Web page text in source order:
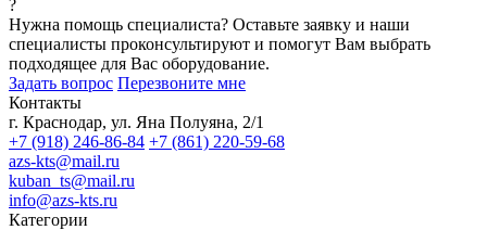
?
Нужна помощь специалиста? Оставьте заявку и наши
специалисты проконсультируют и помогут Вам выбрать
подходящее для Вас оборудование.
Задать вопрос Перезвоните мне
Контакты
г. Краснодар, ул. Яна Полуяна, 2/1
+7 (918) 246-86-84 +7 (861) 220-59-68
azs-kts@mail.ru
kuban_ts@mail.ru
info@azs-kts.ru
Категории